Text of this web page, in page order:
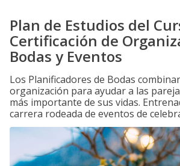
Plan de Estudios del
Certificación de
Bodas y Eventos
Los Planificadores de Bodas
organización para ayudar a las
más importante de sus vidas.
carrera rodeada de eventos de